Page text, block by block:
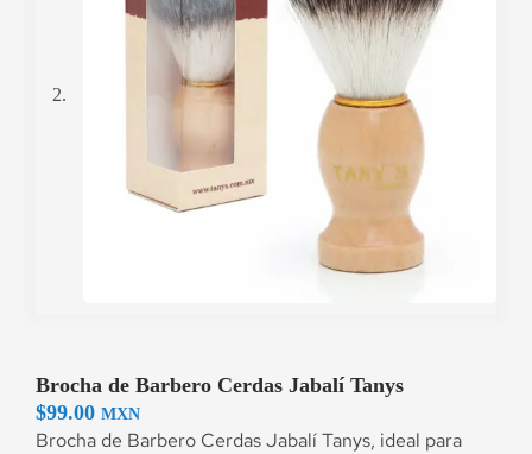
Brocha de Barbero Cerdas Jabalí Tanys
$99.00 MXN
Brocha de Barbero Cerdas Jabalí Tanys, ideal para